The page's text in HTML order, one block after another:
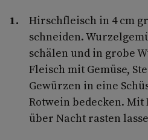
Hirschfleisch in 4 cm
schneiden.
schälen und in grobe
Fleisch mit Gemüse,
Gewürzen in eine
Rotwein bedecken. Mit
über Nacht rasten